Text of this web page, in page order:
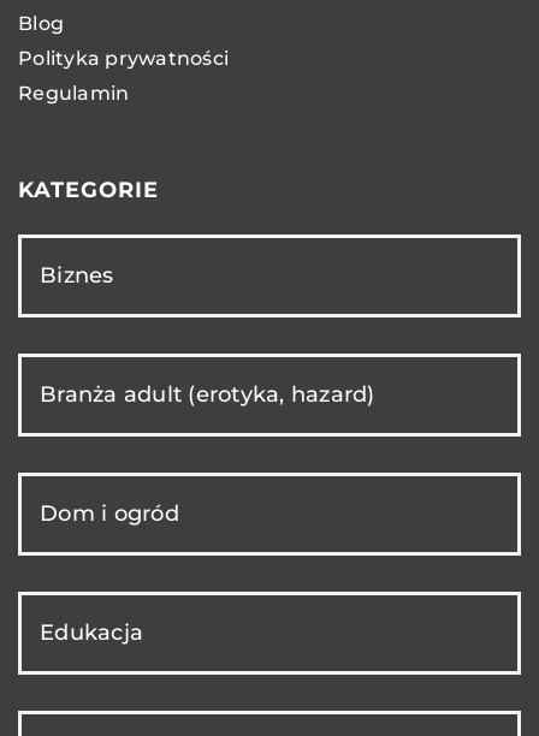
Blog
Polityka prywatności
Regulamin
KATEGORIE
Biznes
Branża adult (erotyka, hazard)
Dom i ogród
Edukacja